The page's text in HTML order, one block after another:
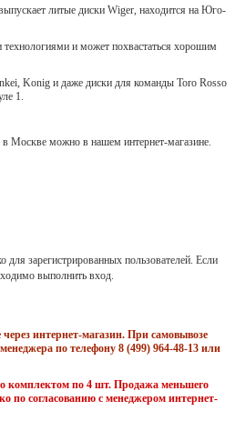
литые диски Wiger, находится на Юго-
и может похвастаться хорошим
Konig и даже диски для команды Toro Rosso
1.
в Москве можно в нашем интернет-магазине.
зарегистрированных пользователей. Если
выполнить вход.
интернет-магазин. При самовывозе
по телефону 8 (499) 964-48-13 или
комплектом по 4 шт. Продажа меньшего
по согласованию с менеджером интернет-